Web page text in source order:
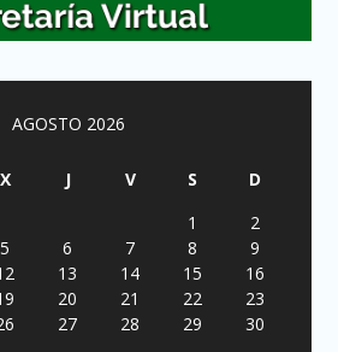
AGOSTO 2026
X J V S
D
1
2
5 6 7 8
9
13 14 15
16
20 21 22
23
27 28 29
30